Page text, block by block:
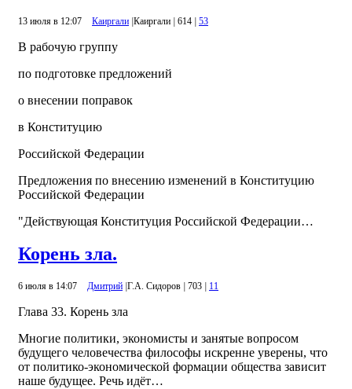
13 июля в 12:07 Каиргали |Каиргали | 614 | 53
В рабочую группу
по подготовке предложений
о внесении поправок
в Конституцию
Российской Федерации
Предложения по внесению изменений в Конституцию
Российской Федерации
"Действующая Конституция Российской Федерации…
Корень зла.
6 июля в 14:07 Дмитрий Г.А. Сидоров 703 11
Глава 33. Корень зла
Многие политики, экономисты и занятые вопросом
будущего человечества философы искренне уверены, что
от политико-экономической формации общества зависит
наше будущее. Речь идёт…